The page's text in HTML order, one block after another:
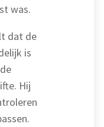
was.
dat de
is
Hij